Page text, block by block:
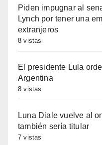
Piden impugnar al
Lynch por tener una
extranjeros
8 vistas
El presidente Lula
Argentina
8 vistas
Luna Diale vuelve al
también sería titular
7 vistas